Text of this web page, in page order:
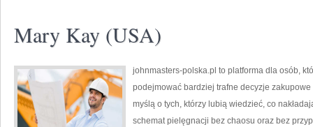
Mary Kay (USA)
johnmasters-polska.pl to platforma dla osób,
podejmować bardziej trafne decyzje
myślą o tych, którzy lubią wiedzieć, co
schemat pielęgnacji bez chaosu oraz bez